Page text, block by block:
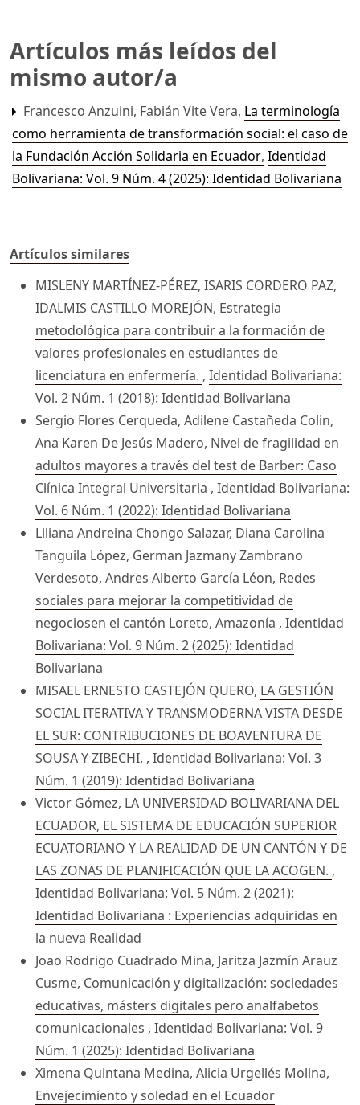
Artículos más leídos del
mismo autor/a
Francesco Anzuini, Fabián Vite Vera, La terminología
como herramienta de transformación social: el caso de
la Fundación Acción Solidaria en Ecuador, Identidad
Bolivariana: Vol. 9 Núm. 4 (2025): Identidad Bolivariana
Artículos similares
MISLENY MARTÍNEZ-PÉREZ, ISARIS CORDERO PAZ,
IDALMIS CASTILLO MOREJÓN, Estrategia
metodológica para contribuir a la formación de
valores profesionales en estudiantes de
licenciatura en enfermería. , Identidad Bolivariana:
Vol. 2 Núm. 1 (2018): Identidad Bolivariana
Sergio Flores Cerqueda, Adilene Castañeda Colin,
Ana Karen De Jesús Madero, Nivel de fragilidad en
adultos mayores a través del test de Barber: Caso
Clínica Integral Universitaria , Identidad Bolivariana:
Vol. 6 Núm. 1 (2022): Identidad Bolivariana
Liliana Andreina Chongo Salazar, Diana Carolina
Tanguila López, German Jazmany Zambrano
Verdesoto, Andres Alberto García Léon, Redes
sociales para mejorar la competitividad de
negociosen el cantón Loreto, Amazonía , Identidad
Bolivariana: Vol. 9 Núm. 2 (2025): Identidad
Bolivariana
MISAEL ERNESTO CASTEJÓN QUERO, LA GESTIÓN
SOCIAL ITERATIVA Y TRANSMODERNA VISTA DESDE
EL SUR: CONTRIBUCIONES DE BOAVENTURA DE
SOUSA Y ZIBECHI. , Identidad Bolivariana: Vol. 3
Núm. 1 (2019): Identidad Bolivariana
Victor Gómez, LA UNIVERSIDAD BOLIVARIANA DEL
ECUADOR, EL SISTEMA DE EDUCACIÓN SUPERIOR
ECUATORIANO Y LA REALIDAD DE UN CANTÓN Y DE
LAS ZONAS DE PLANIFICACIÓN QUE LA ACOGEN. ,
Identidad Bolivariana: Vol. 5 Núm. 2 (2021):
Identidad Bolivariana : Experiencias adquiridas en
la nueva Realidad
Joao Rodrigo Cuadrado Mina, Jaritza Jazmín Arauz
Cusme, Comunicación y digitalización: sociedades
educativas, másters digitales pero analfabetos
comunicacionales , Identidad Bolivariana: Vol. 9
Núm. 1 (2025): Identidad Bolivariana
Ximena Quintana Medina, Alicia Urgellés Molina,
Envejecimiento y soledad en el Ecuador